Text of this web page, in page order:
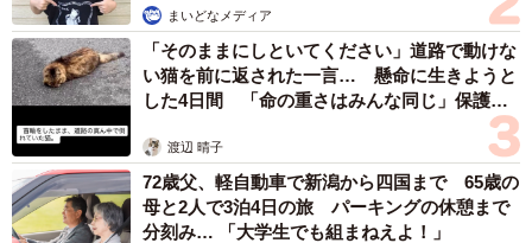
まいどなメディア
「そのままにしといてください」道路で動けな
い猫を前に返された一言… 懸命に生きようと
した4日間 「命の重さはみんな同じ」保護団
渡辺 晴子
72歳父、軽自動車で新潟から四国まで 65歳の
母と2人で3泊4日の旅 パーキングの休憩まで
分刻み… 「大学生でも組まねえよ！」